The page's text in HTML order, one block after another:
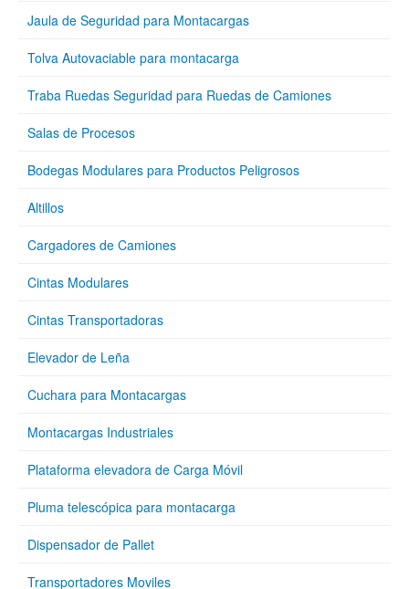
Jaula de Seguridad para Montacargas
Tolva Autovaciable para montacarga
Traba Ruedas Seguridad para Ruedas de Camiones
Salas de Procesos
Bodegas Modulares para Productos Peligrosos
Altillos
Cargadores de Camiones
Cintas Modulares
Cintas Transportadoras
Elevador de Leña
Cuchara para Montacargas
Montacargas Industriales
Plataforma elevadora de Carga Móvil
Pluma telescópica para montacarga
Dispensador de Pallet
Transportadores Moviles